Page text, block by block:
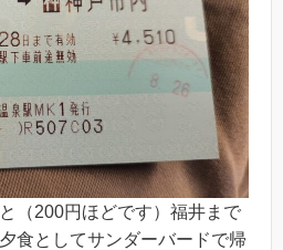
（200円ほどです）福井まで
食としてサンダーバードで帰